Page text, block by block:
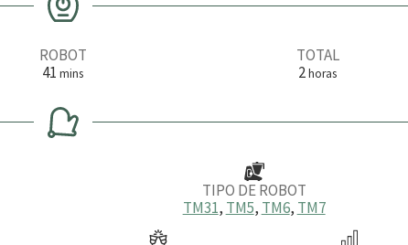
ROBOT
41m
n
t
mins
TOTAL
2h
a
horas
TIPO DE ROBOT
TM31, TM5, TM6, TM7